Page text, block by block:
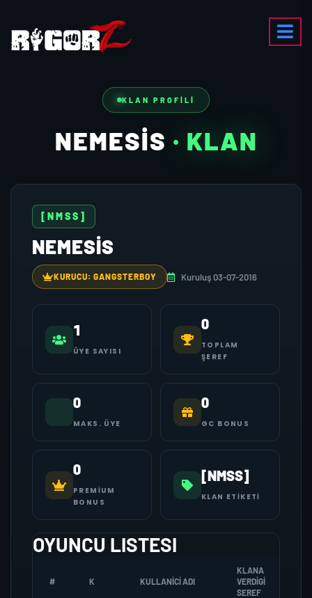
KLAN PROFILI
NEMESIS · KLAN
[NMSS]
NEMESIS
KURUCU: GANGSTERBOY Kuruluş 03-07-2016
1
ÜYE SAYISI
0
TOPLAM
ŞEREF
0
MAKS. ÜYE
0
GC BONUS
0
PREMIUM
BONUS
[NMSS]
KLAN ETIKETI
OYUNCU LISTESI
# K KULLANICI ADI
KLANA
VERDIGI
SEREF